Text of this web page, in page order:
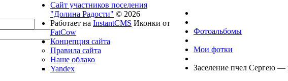
Фотоальбомы
Мои фотки
Заселение пчел Сергею —
Сайт участников поселения
"Долина Радости" © 2026
Работает на InstantCMS Иконки от
FatCow
Концепция сайта
Правила сайта
Наше облако
Yandex